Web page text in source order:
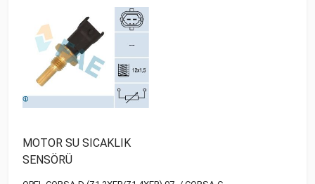
MOTOR SU SICAKLIK
SENSÖRÜ